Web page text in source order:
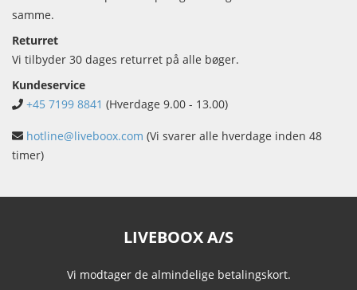
samme.
Returret
Vi tilbyder 30 dages returret på alle bøger.
Kundeservice
+45 7199 8841 (Hverdage 9.00 - 13.00)
hotline@liveboox.com (Vi svarer alle hverdage inden 48
timer)
LIVEBOOX A/S
Vi modtager de almindelige betalingskort.